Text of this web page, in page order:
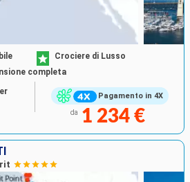
Pagamento in 4X
Crociere di Lusso
completa
da 1 234 €